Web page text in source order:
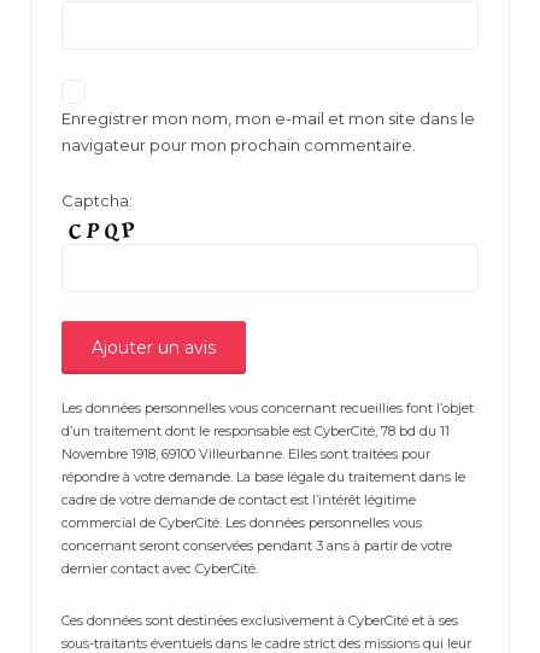
Enregistrer mon nom, mon e-mail et mon site dans le
navigateur pour mon prochain commentaire.
Captcha:
Les données personnelles vous concernant recueillies font l’objet
d’un traitement dont le responsable est CyberCité, 78 bd du 11
Novembre 1918, 69100 Villeurbanne. Elles sont traitées pour
répondre à votre demande. La base légale du traitement dans le
cadre de votre demande de contact est l’intérêt légitime
commercial de CyberCité. Les données personnelles vous
concernant seront conservées pendant 3 ans à partir de votre
dernier contact avec CyberCité.
Ces données sont destinées exclusivement à CyberCité et à ses
sous-traitants éventuels dans le cadre strict des missions qui leur